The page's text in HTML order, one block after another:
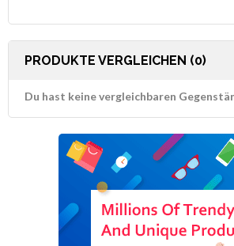
PRODUKTE VERGLEICHEN (0)
Du hast keine vergleichbaren